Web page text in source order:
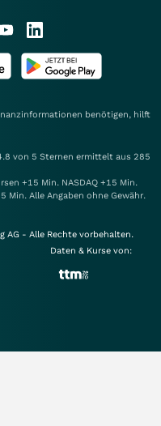
benötigen, hilft
von 5 Sternen ermittelt aus 285
+15 Min. NASDAQ +15 Min.
Min. Alle Angaben ohne Gewähr.
- Alle Rechte vorbehalten.
Daten & Kurse von: